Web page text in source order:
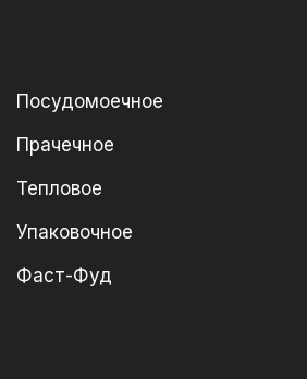
Посудомоечное
Прачечное
Тепловое
Упаковочное
Фаст-Фуд